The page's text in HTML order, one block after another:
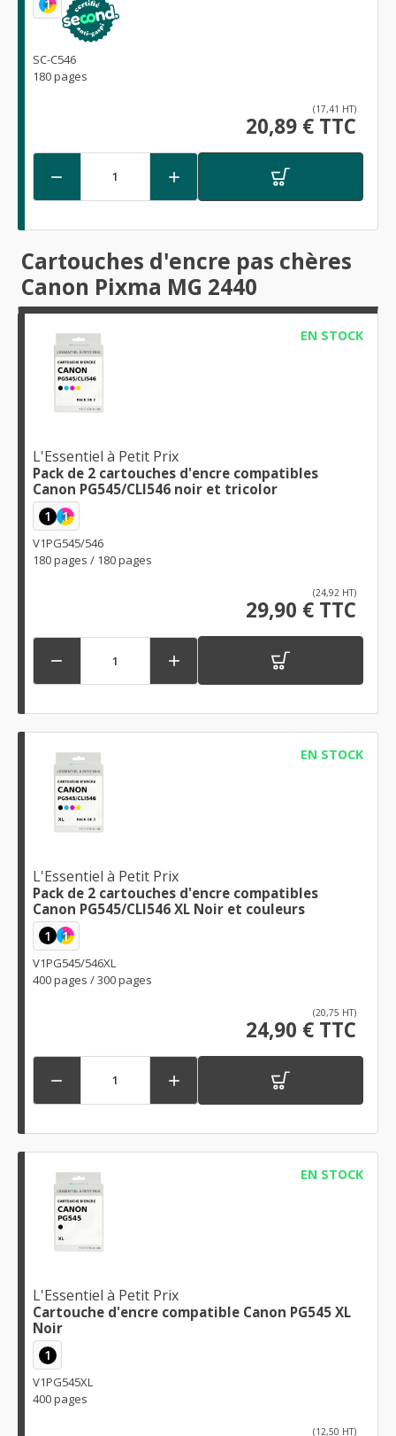
1
SC-C546
180 pages
(17,41 HT)
20,89 € TTC
 
Cartouches d'encre pas chères
Canon Pixma MG 2440
EN STOCK
L'Essentiel à Petit Prix
Pack de 2 cartouches d'encre compatibles
Canon PG545/CLI546 noir et tricolor
1 1
V1PG545/546
180 pages / 180 pages
(24,92 HT)
29,90 € TTC
 
EN STOCK
L'Essentiel à Petit Prix
Pack de 2 cartouches d'encre compatibles
Canon PG545/CLI546 XL Noir et couleurs
1 1
V1PG545/546XL
400 pages / 300 pages
(20,75 HT)
24,90 € TTC
 
EN STOCK
L'Essentiel à Petit Prix
Cartouche d'encre compatible Canon PG545 XL
Noir
1
V1PG545XL
400 pages
(12,50 HT)